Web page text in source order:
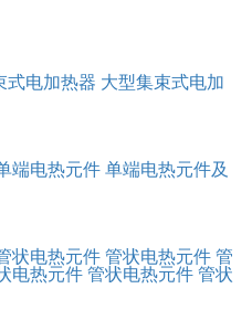
式电加热器 大型集束式电加
端电热元件 单端电热元件及
状电热元件 管状电热元件 管
电热元件 管状电热元件 管状